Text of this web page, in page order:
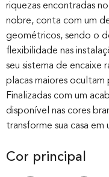
based on
customer
rating
riquezas encontradas
nobre, conta com um
geométricos, sendo o
flexibilidade nas
seu sistema de encaixe
placas maiores ocultam
Finalizadas com um
disponível nas cores
transforme sua casa em
Cor principal